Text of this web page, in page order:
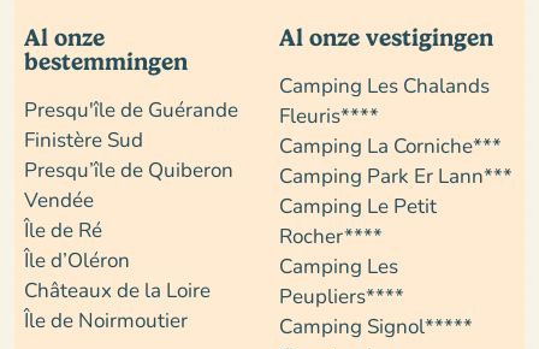
Al onze
bestemmingen
Presqu'île de Guérande
Finistère Sud
Presqu’île de Quiberon
Vendée
Île de Ré
Île d’Oléron
Châteaux de la Loire
Île de Noirmoutier
Al onze vestigingen
Camping Les Chalands
Fleuris****
Camping La Corniche***
Camping Park Er Lann***
Camping Le Petit
Rocher****
Camping Les
Peupliers****
Camping Signol*****